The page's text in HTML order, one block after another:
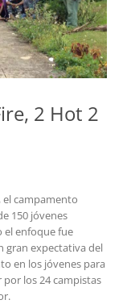
2 Hot 2
el campamento
150 jóvenes
el enfoque fue
gran expectativa del
en los jóvenes para
por los 24 campistas